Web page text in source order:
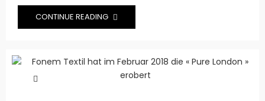
CONTINUE READING